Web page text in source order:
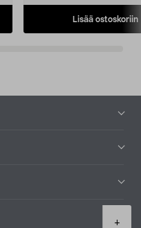
+
Lisää ostoskoriin